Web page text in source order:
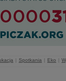
| Spotkania | Eko |